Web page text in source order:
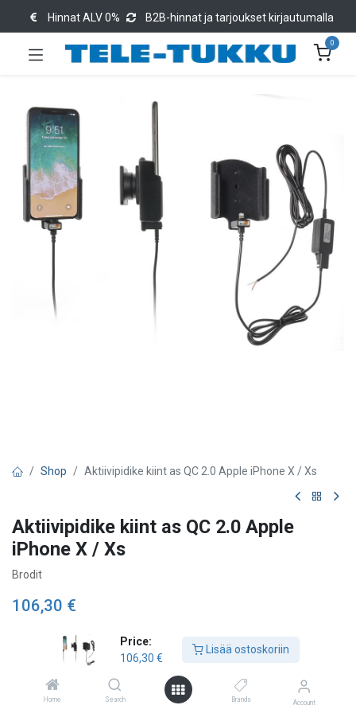
Price:
106,30 €
Lisää ostoskoriin
Home Search Brands Account
Hinnat ALV 0% B2B-hinnat ja tarjoukset kirjautumalla
0
Shop Aktiivipidike kiint as QC 2.0 Apple iPhone X / Xs
Aktiivipidike kiint as QC 2.0 Apple
iPhone X / Xs
Brodit
106,30 €
Lisää ostoskoriin
Lisää toivelistalle